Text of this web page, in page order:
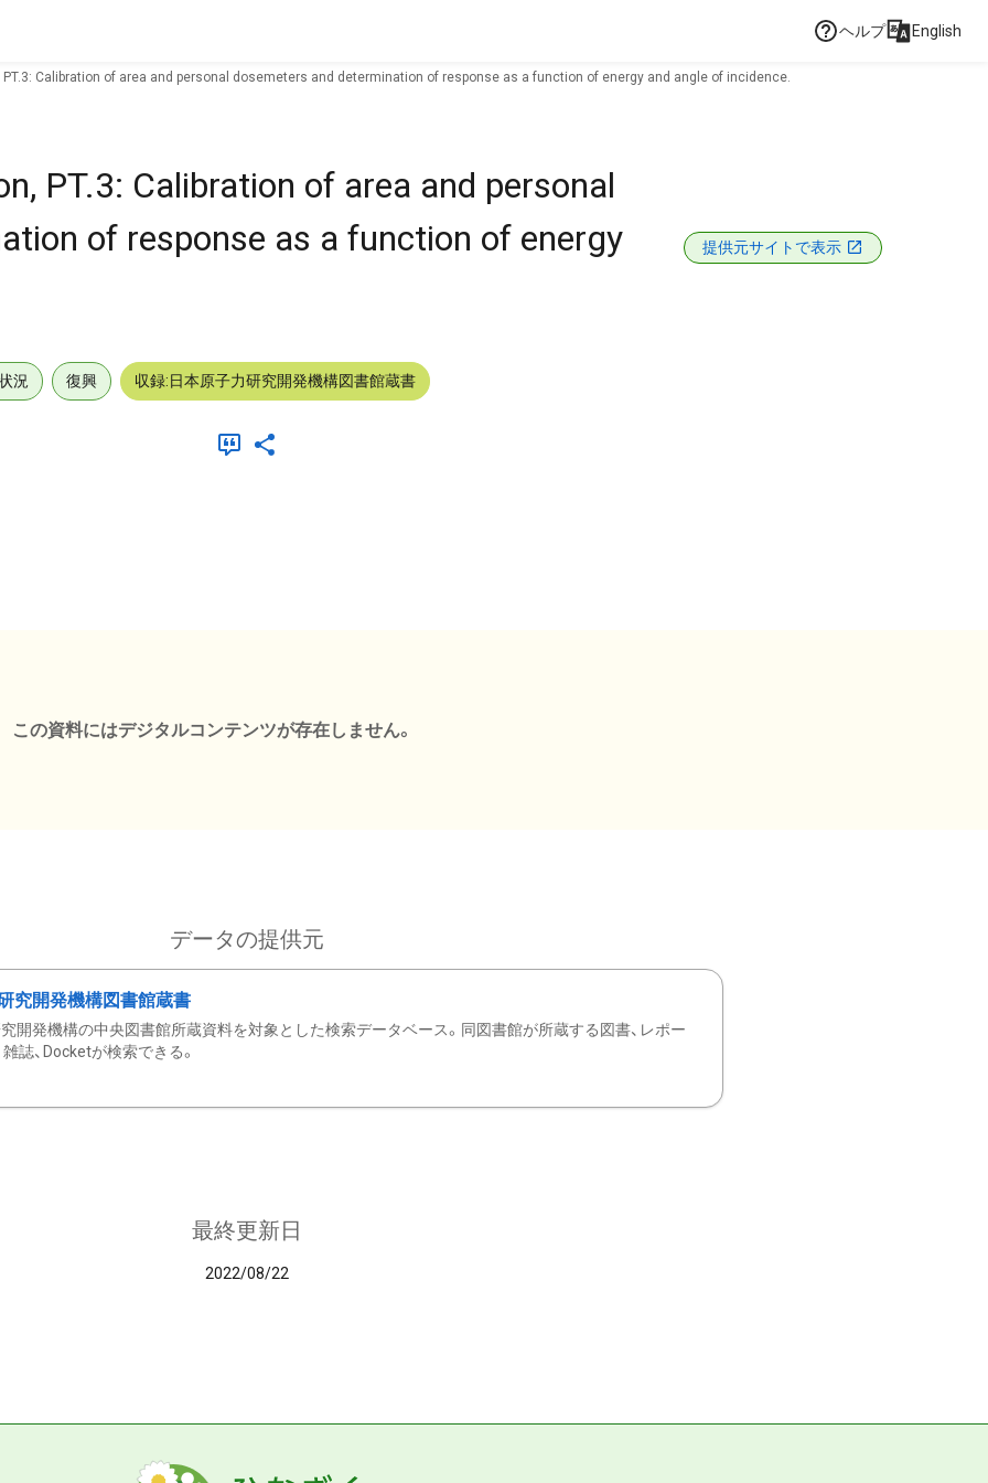
ヘルプ English
Calibration of area and personal dosemeters and determination of response as a function of energy and angle of incidence.
PT.3: Calibration of area and personal
of response as a function of energy
提供元サイトで表示
況 復興 収録:日本原子力研究開発機構図書館蔵書
この資料にはデジタルコンテンツが存在しません。
データの提供元
究開発機構図書館蔵書
開発機構の中央図書館所蔵資料を対象とした検索データベース。同図書館が所蔵する図書、レポー
雑誌、Docketが検索できる。
最終更新日
2022/08/22